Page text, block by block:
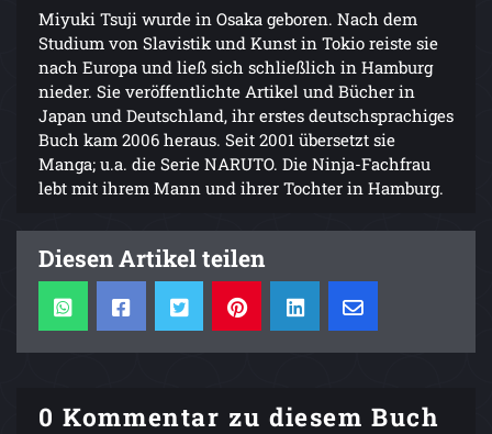
Miyuki Tsuji wurde in Osaka geboren. Nach dem
Studium von Slavistik und Kunst in Tokio reiste sie
nach Europa und ließ sich schließlich in Hamburg
nieder. Sie veröffentlichte Artikel und Bücher in
Japan und Deutschland, ihr erstes deutschsprachiges
Buch kam 2006 heraus. Seit 2001 übersetzt sie
Manga; u.a. die Serie NARUTO. Die Ninja-Fachfrau
lebt mit ihrem Mann und ihrer Tochter in Hamburg.
Diesen Artikel teilen
0 Kommentar zu diesem Buch